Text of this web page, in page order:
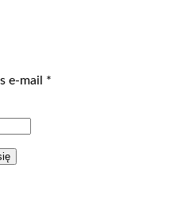
e-mail *